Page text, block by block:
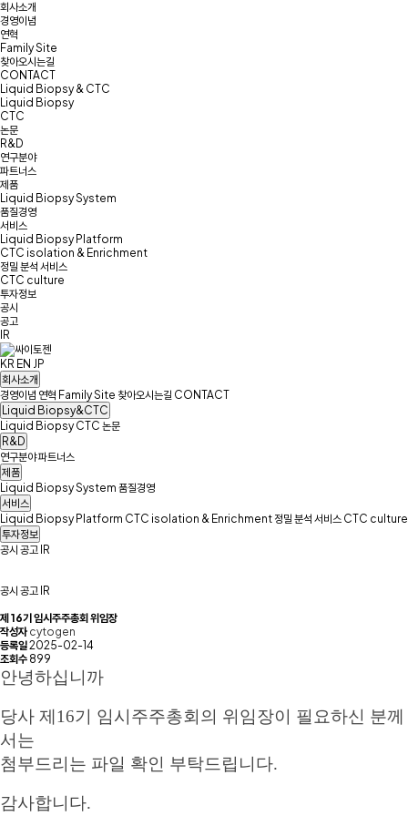
회사소개
경영이념
연혁
Family Site
찾아오시는길
CONTACT
Liquid Biopsy & CTC
Liquid Biopsy
CTC
논문
R&D
연구분야
파트너스
제품
Liquid Biopsy System
품질경영
서비스
Liquid Biopsy Platform
CTC isolation & Enrichment
정밀 분석 서비스
CTC culture
투자정보
공시
공고
IR
KR EN JP
회사소개
경영이념 연혁 Family Site 찾아오시는길 CONTACT
Liquid Biopsy&CTC
Liquid Biopsy CTC 논문
R&D
연구분야파트너스
제품
Liquid Biopsy System 품질경영
서비스
Liquid Biopsy Platform CTC isolation & Enrichment 정밀 분석 서비스 CTC culture
투자정보
공시 공고 IR
공시 공고 IR
제 16기 임시주주총회 위임장
작성자 cytogen
등록일2025-02-14
조회수 899
안녕하십니까
당사 제16기 임시주주총회의 위임장이 필요하신 분께
서는
첨부드리는 파일 확인 부탁드립니다.
감사합니다.